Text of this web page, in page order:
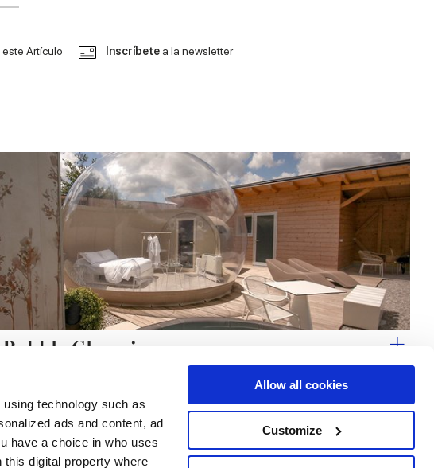
technology such as
ads and content, ad
have a choice in who uses
digital property where
Allow all cookies
Customize
este Artículo Inscríbete a la newsletter
Glamping
jurídica Servicios Síguenos en